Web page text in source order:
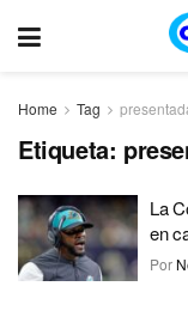
Home Tag
Etiqueta:
La
en
Por